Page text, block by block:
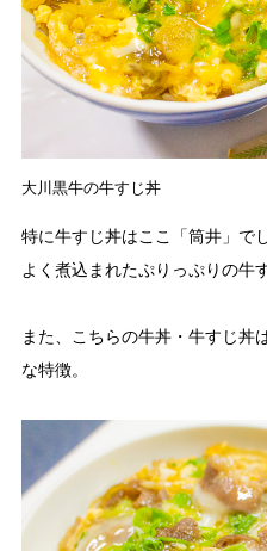
「大川村ってどんなとこ？」聞いた
初心者のかたに、大川村へ来るため
大川村マップ 大川村への行き
大川村で食べられる美味しいグルメ
大川村の暮らしが垣間見える山歩き
の地形を活かしたアクティビティな
介！
イベント情報
大川黒牛の牛すじ丼
特に牛すじ丼はここ「筒井」で
よく煮込まれたぷりっぷりの牛
また、こちらの牛丼・牛すじ丼
な特徴。